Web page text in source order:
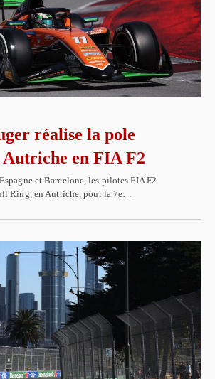
réalise la pole
Autriche en FIA F2
et Barcelone, les pilotes FIA F2
Ring, en Autriche, pour la 7e…